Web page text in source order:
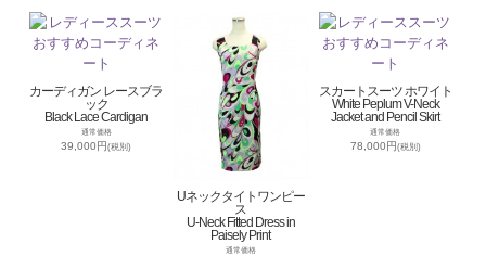
カーディガン レースブラ
ック
Black Lace Cardigan
通常価格
39,000円(税別)
Uネックタイトワンピー
ス
U-Neck Fitted Dress in
Paisely Print
通常価格
スカートスーツ ホワイト
White Peplum V-Neck
Jacket and Pencil Skirt
通常価格
78,000円 (税別)